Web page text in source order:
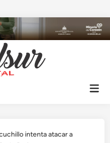
intenta atacar a